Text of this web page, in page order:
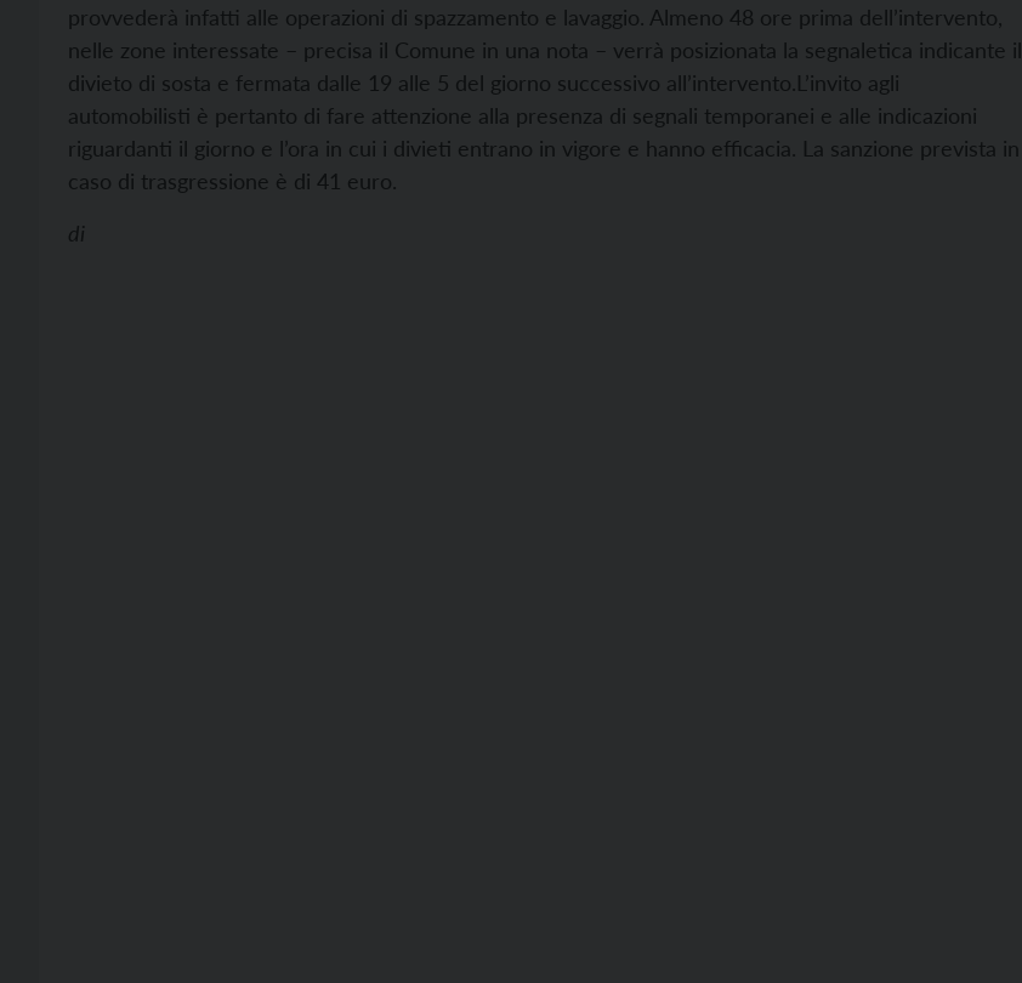
provvederà infatti alle operazioni di spazzamento e lavaggio. Almeno 48 ore prima dell’intervento,
nelle zone interessate – precisa il Comune in una nota – verrà posizionata la segnaletica indicante il
divieto di sosta e fermata dalle 19 alle 5 del giorno successivo all’intervento.L’invito agli
automobilisti è pertanto di fare attenzione alla presenza di segnali temporanei e alle indicazioni
riguardanti il giorno e l’ora in cui i divieti entrano in vigore e hanno efficacia. La sanzione prevista in
caso di trasgressione è di 41 euro.
di